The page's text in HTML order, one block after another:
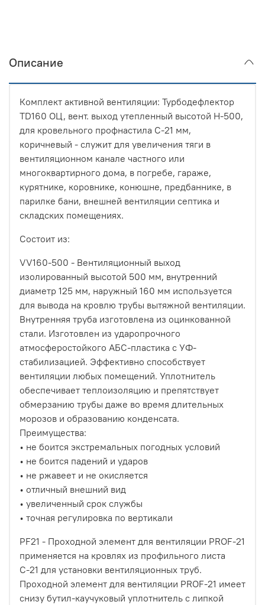
Описание
Комплект активной вентиляции: Турбодефлектор
TD160 ОЦ, вент. выход утепленный высотой Н-500,
для кровельного профнастила С-21 мм,
коричневый - служит для увеличения тяги в
вентиляционном канале частного или
многоквартирного дома, в погребе, гараже,
курятнике, коровнике, конюшне, предбаннике, в
парилке бани, внешней вентиляции септика и
складских помещениях.
Состоит из:
VV160-500 - Вентиляционный выход
изолированный высотой 500 мм, внутренний
диаметр 125 мм, наружный 160 мм используется
для вывода на кровлю трубы вытяжной вентиляции.
Внутренняя труба изготовлена из оцинкованной
стали. Изготовлен из ударопрочного
атмосферостойкого АБС-пластика с УФ-
стабилизацией. Эффективно способствует
вентиляции любых помещений. Уплотнитель
обеспечивает теплоизоляцию и препятствует
обмерзанию трубы даже во время длительных
морозов и образованию конденсата.
Преимущества:
• не боится экстремальных погодных условий
• не боится падений и ударов
• не ржавеет и не окисляется
• отличный внешний вид
• увеличенный срок службы
• точная регулировка по вертикали
PF21 - Проходной элемент для вентиляции PROF-21
применяется на кровлях из профильного листа
С-21 для установки вентиляционных труб.
Проходной элемент для вентиляции PROF-21 имеет
снизу бутил-каучуковый уплотнитель с липкой